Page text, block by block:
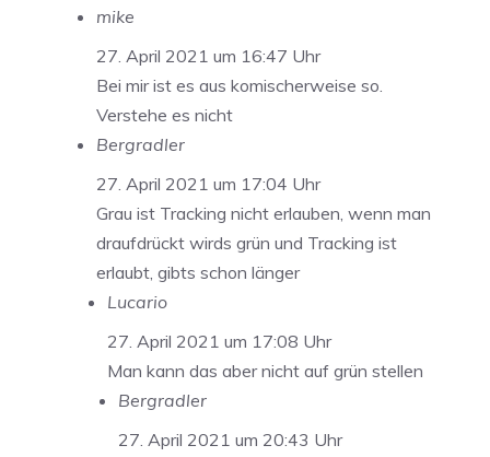
mike
27. April 2021 um 16:47 Uhr
Bei mir ist es aus komischerweise so.
Verstehe es nicht
Bergradler
27. April 2021 um 17:04 Uhr
Grau ist Tracking nicht erlauben, wenn man
draufdrückt wirds grün und Tracking ist
erlaubt, gibts schon länger
Lucario
27. April 2021 um 17:08 Uhr
Man kann das aber nicht auf grün stellen
Bergradler
27. April 2021 um 20:43 Uhr